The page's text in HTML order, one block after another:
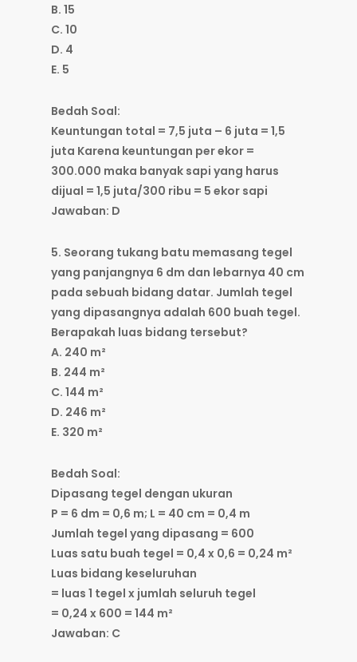
B. 15
C. 10
D. 4
E. 5
Bedah Soal:
Keuntungan total = 7,5 juta – 6 juta = 1,5
juta Karena keuntungan per ekor =
300.000 maka banyak sapi yang harus
dijual = 1,5 juta/300 ribu = 5 ekor sapi
Jawaban: D
5. Seorang tukang batu memasang tegel
yang panjangnya 6 dm dan lebarnya 40 cm
pada sebuah bidang datar. Jumlah tegel
yang dipasangnya adalah 600 buah tegel.
Berapakah luas bidang tersebut?
A. 240 m²
B. 244 m²
C. 144 m²
D. 246 m²
E. 320 m²
Bedah Soal:
Dipasang tegel dengan ukuran
P = 6 dm = 0,6 m; L = 40 cm = 0,4 m
Jumlah tegel yang dipasang = 600
Luas satu buah tegel = 0,4 x 0,6 = 0,24 m²
Luas bidang keseluruhan
= luas 1 tegel x jumlah seluruh tegel
= 0,24 x 600 = 144 m²
Jawaban: C